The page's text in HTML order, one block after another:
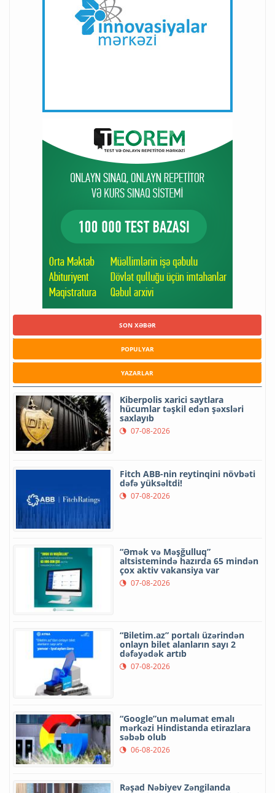
SON XƏBƏR
POPULYAR
YAZARLAR
Kiberpolis xarici saytlara
hücumlar təşkil edən şəxsləri
saxlayıb
07-08-2026
Fitch ABB-nin reytinqini növbəti
dəfə yüksəltdi!
07-08-2026
“Əmək və Məşğulluq”
altsistemində hazırda 65 mindən
çox aktiv vakansiya var
07-08-2026
“Biletim.az” portalı üzərindən
onlayn bilet alanların sayı 2
dəfəyədək artıb
07-08-2026
“Google”un məlumat emalı
mərkəzi Hindistanda etirazlara
səbəb olub
06-08-2026
Rəşad Nəbiyev Zəngilanda